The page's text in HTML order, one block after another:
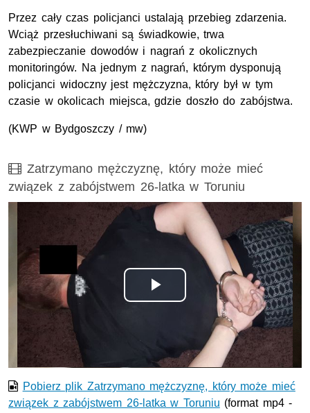
Przez cały czas policjanci ustalają przebieg zdarzenia.
Wciąż przesłuchiwani są świadkowie, trwa
zabezpieczanie dowodów i nagrań z okolicznych
monitoringów. Na jednym z nagrań, którym dysponują
policjanci widoczny jest mężczyzna, który był w tym
czasie w okolicach miejsca, gdzie doszło do zabójstwa.
(KWP w Bydgoszczy / mw)
Film
Zatrzymano mężczyznę, który może mieć
związek z zabójstwem 26-latka w Toruniu
Odtwórz
wideo
Pobierz plik Zatrzymano mężczyznę, który może mieć
związek z zabójstwem 26-latka w Toruniu (format mp4 -